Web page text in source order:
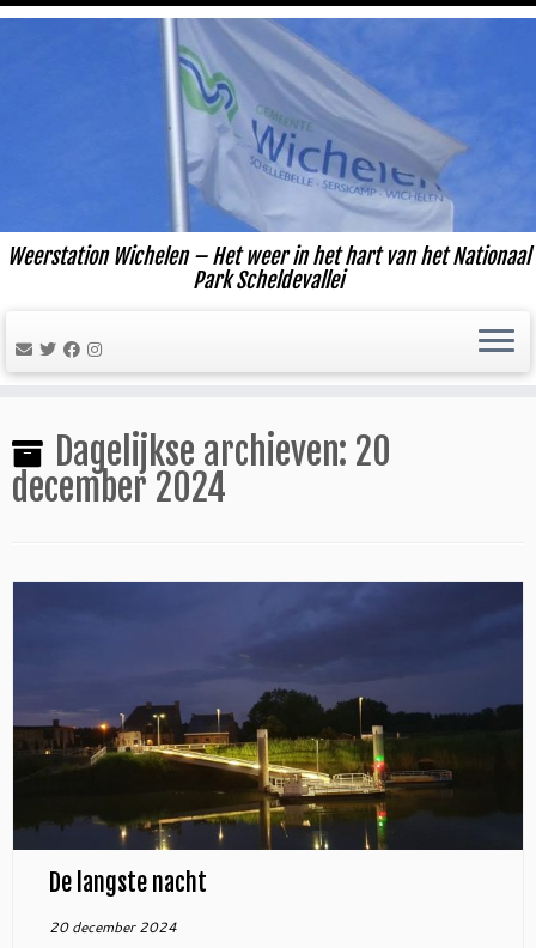
Ga
Weerstation Wichelen – Het weer in het hart van het Nationaal
Park Scheldevallei
Dagelijkse archieven: 20
december 2024
De langste nacht
20 december 2024